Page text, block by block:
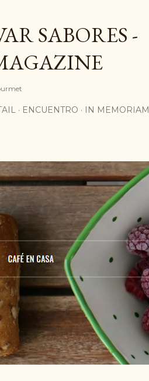
SABORES -
ENCUENTRO IN MEMORIAM